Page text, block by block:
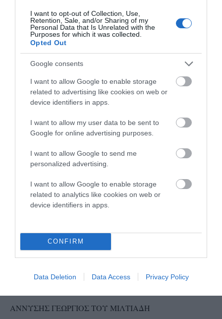
I want to opt-out of Collection, Use,
Retention, Sale, and/or Sharing of my
Personal Data that Is Unrelated with the
Purposes for which it was collected.
Opted Out
Google consents
I want to allow Google to enable storage
related to advertising like cookies on web or
device identifiers in apps.
I want to allow my user data to be sent to
Google for online advertising purposes.
I want to allow Google to send me
personalized advertising.
I want to allow Google to enable storage
related to analytics like cookies on web or
device identifiers in apps.
CONFIRM
Data Deletion Data Access Privacy Policy
ΚΟΙΝΟΤΗΤΑ ΠΙΤΡΟΦΟΥ ΤΟΥ ΔΗΜΟΥ ΆΝΔΡΟΥ
Α. Συνδυασμός: ΆΝΔΡΟΣ ΝΕΟΙ ΟΡΙΖΟΝΤΕΣ
ΓΙΑΝΝΙΣΗΣ ΕΜΜΑΝΟΥΗΛ ΤΟΥ ΔΗΜΗΤΡΙΟΥ
ΚΟΥΛΟΥΡΗΣ ΣΤΑΜΑΤΙΟΣ ΤΟΥ ΔΗΜΗΤΡΙΟΥ
ΜΑΝΔΑΡΑΚΑΣ ΝΙΚΟΛΑΟΣ ΤΟΥ ΒΑΣΙΛΕΙΟΥ
ΠΕΡΤΕΣΗΣ ΜΑΡΙΝΟΣ ΤΟΥ ΒΑΛΕΝΤΙΝΟΥ
ΦΕΝΤΕΡΑΛ ΜΑΡΙΑΝ ΤΟΥ ΤΖΩΡΤΖ
Β. Συνδυασμός: ΕΝΩΤΙΚΗ ΚΙΝΗΣΗ ΠΙΤΡΟΦΟΥ
ΑΝΝΥΣΗΣ ΓΕΩΡΓΙΟΣ ΤΟΥ ΜΙΛΤΙΑΔΗ